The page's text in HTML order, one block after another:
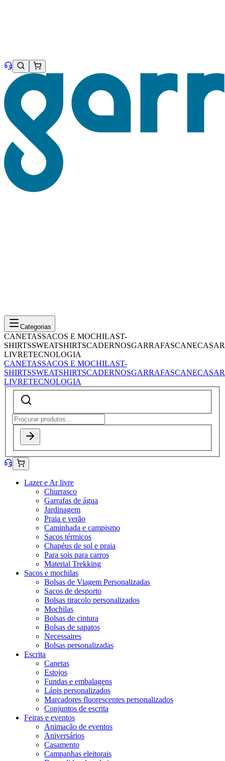
Categorias
CANETASSACOS E MOCHILAST-
SHIRTSSWEATSHIRTSCADERNOSGARRAFASCANECASAR
LIVRETECNOLOGIA
CANETASSACOS E MOCHILAST-
SHIRTSSWEATSHIRTSCADERNOSGARRAFASCANECASAR
LIVRETECNOLOGIA
Lazer e Ar livre
Churrasco
Garrafas de água
Jardinagem
Praia e verão
Caminhada e campismo
Sacos térmicos
Chapéus de sol e praia
Para sois para carros
Material Trekking
Sacos e mochilas
Bolsas de Viagem Personalizadas
Sacos de desporto
Bolsas tiracolo personalizados
Mochilas
Bolsas de cintura
Bolsas de sapatos
Necessaires
Bolsas personalizadas
Escrita
Canetas
Estojos
Fundas e embalagens
Lápis personalizados
Marcadores fluorescentes personalizados
Conjuntos de escrita
Feiras e eventos
Animação de eventos
Aniversários
Casamento
Campanhas eleitorais